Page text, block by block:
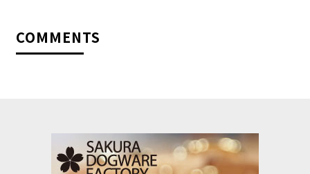
COMMENTS